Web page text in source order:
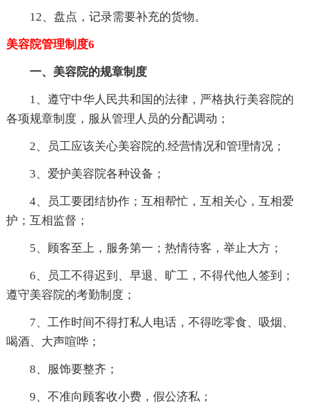
12、盘点，记录需要补充的货物。
美容院管理制度6
一、美容院的规章制度
1、遵守中华人民共和国的法律，严格执行美容院的
各项规章制度，服从管理人员的分配调动；
2、员工应该关心美容院的.经营情况和管理情况；
3、爱护美容院各种设备；
4、员工要团结协作；互相帮忙，互相关心，互相爱
护；互相监督；
5、顾客至上，服务第一；热情待客，举止大方；
6、员工不得迟到、早退、旷工，不得代他人签到；
遵守美容院的考勤制度；
7、工作时间不得打私人电话，不得吃零食、吸烟、
喝酒、大声喧哗；
8、服饰要整齐；
9、不准向顾客收小费，假公济私；